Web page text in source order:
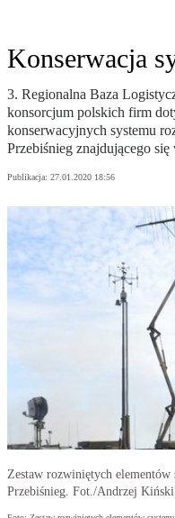
Konserwacja
3. Regionalna Baza
konsorcjum polskich firm
konserwacyjnych systemu
Przebiśnieg znajdującego
Publikacja: 27.01.2020 18:56
Zestaw rozwiniętych elementów
Przebiśnieg. Fot./Andrzej